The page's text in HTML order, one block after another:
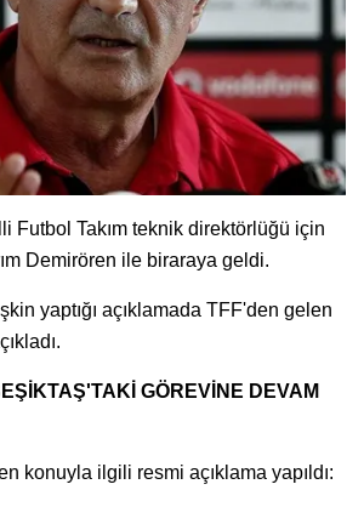
Futbol Takım teknik direktörlüğü için
Demirören ile biraraya geldi.
yaptığı açıklamada TFF'den gelen
GÖREVİNE DEVAM
konuyla ilgili resmi açıklama yapıldı: